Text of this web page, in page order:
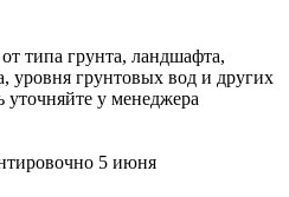
типа грунта, ландшафта,
уровня грунтовых вод и других
у менеджера
5 июня